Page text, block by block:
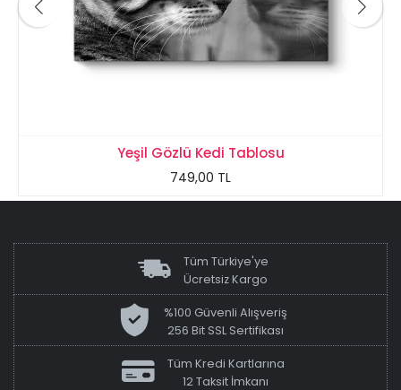
Yeşil Gözlü Kedi Tablosu
749,00 TL
Tüm Türkiye'ye
Ücretsiz Kargo
%100 Güvenli Alışveriş
256 Bit SSL Sertifikası
Tüm Kredi Kartlarına
12 Taksit İmkanı